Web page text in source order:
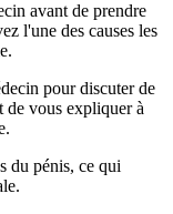
avant de prendre
l'une des causes les
pour discuter de
de vous expliquer à
du pénis, ce qui